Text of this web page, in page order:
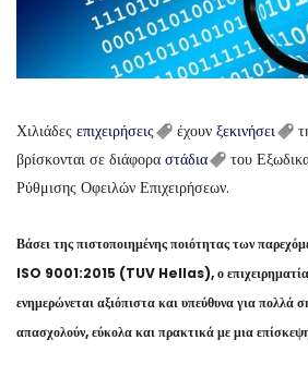
Χιλιάδες επιχειρήσεις έχουν ξεκινήσει
βρίσκονται σε διάφορα στάδια
του
Ρύθμισης Οφειλών Επιχειρήσεων.
Βάσει της πιστοποιημένης ποιότητας των
ISO 9001:2015 (TUV Hellas), ο επιχειρηματίας
ενημερώνεται αξιόπιστα και υπεύθυνα για πολλά
απασχολούν, εύκολα και πρακτικά με μια